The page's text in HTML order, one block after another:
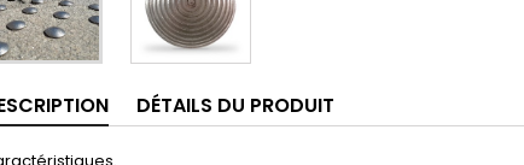
DÉTAILS DU PRODUIT